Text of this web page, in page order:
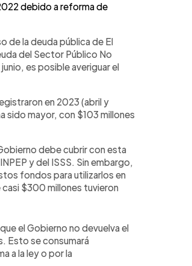
debido a reforma de
de la deuda pública de El
del Sector Público No
es posible averiguar el
en 2023 (abril y
sido mayor, con $103 millones
debe cubrir con esta
y del ISSS. Sin embargo,
fondos para utilizarlos en
casi $300 millones tuvieron
el Gobierno no devuelva el
Esto se consumará
a la ley o por la